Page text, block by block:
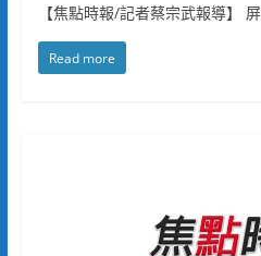
【焦點時報/記者蔡宗武報導】
Read more